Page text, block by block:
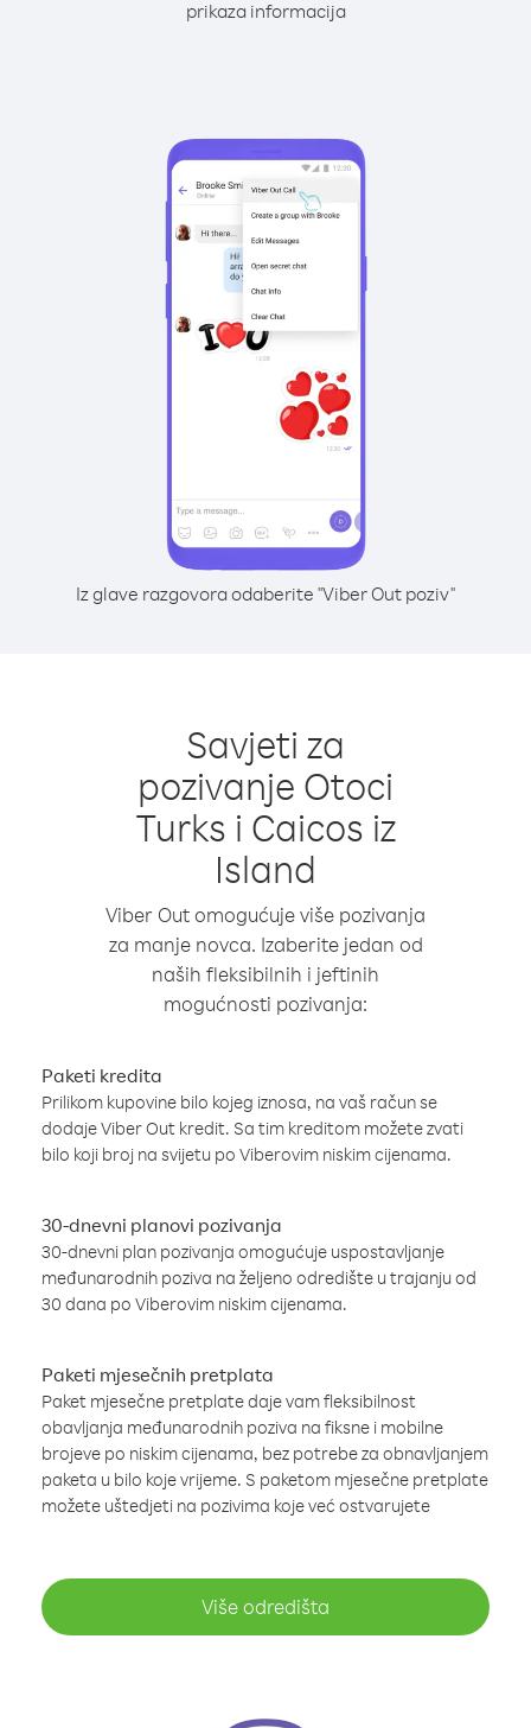
prikaza informacija
Iz glave razgovora odaberite "Viber Out poziv"
Savjeti za
pozivanje Otoci
Turks i Caicos iz
Island
Viber Out omogućuje više pozivanja
za manje novca. Izaberite jedan od
naših fleksibilnih i jeftinih
mogućnosti pozivanja:
Paketi kredita
Prilikom kupovine bilo kojeg iznosa, na vaš račun se
dodaje Viber Out kredit. Sa tim kreditom možete zvati
bilo koji broj na svijetu po Viberovim niskim cijenama.
30-dnevni planovi pozivanja
30-dnevni plan pozivanja omogućuje uspostavljanje
međunarodnih poziva na željeno odredište u trajanju od
30 dana po Viberovim niskim cijenama.
Paketi mjesečnih pretplata
Paket mjesečne pretplate daje vam fleksibilnost
obavljanja međunarodnih poziva na fiksne i mobilne
brojeve po niskim cijenama, bez potrebe za obnavljanjem
paketa u bilo koje vrijeme. S paketom mjesečne pretplate
možete uštedjeti na pozivima koje već ostvarujete
Više odredišta